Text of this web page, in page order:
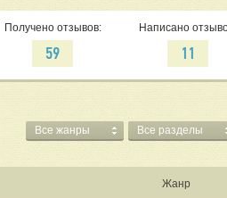
Получено отзывов:
59
Написано
11
Все жанры Все разделы
Жанр